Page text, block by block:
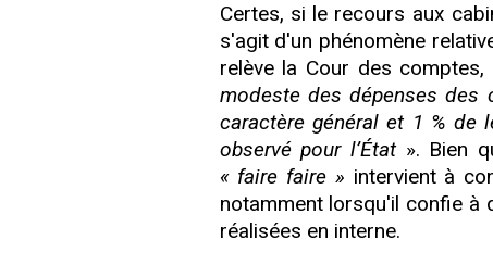
Certes, si le recours aux
s'agit d'un phénomène
relève la Cour des comptes,
modeste des dépenses des
caractère général et 1 % de
observé pour l’État». Bien
« faire faire » intervient à
notamment lorsqu'il confie à
réalisées en interne.